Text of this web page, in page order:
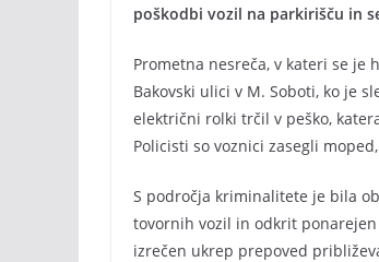
poškodbi vozil na parkirišču in
Prometna nesreča, v kateri se je
Bakovski ulici v M. Soboti, ko je
električni rolki trčil v peško,
Policisti so voznici zasegli
S področja kriminalitete je bila
tovornih vozil in odkrit
izrečen ukrep prepoved